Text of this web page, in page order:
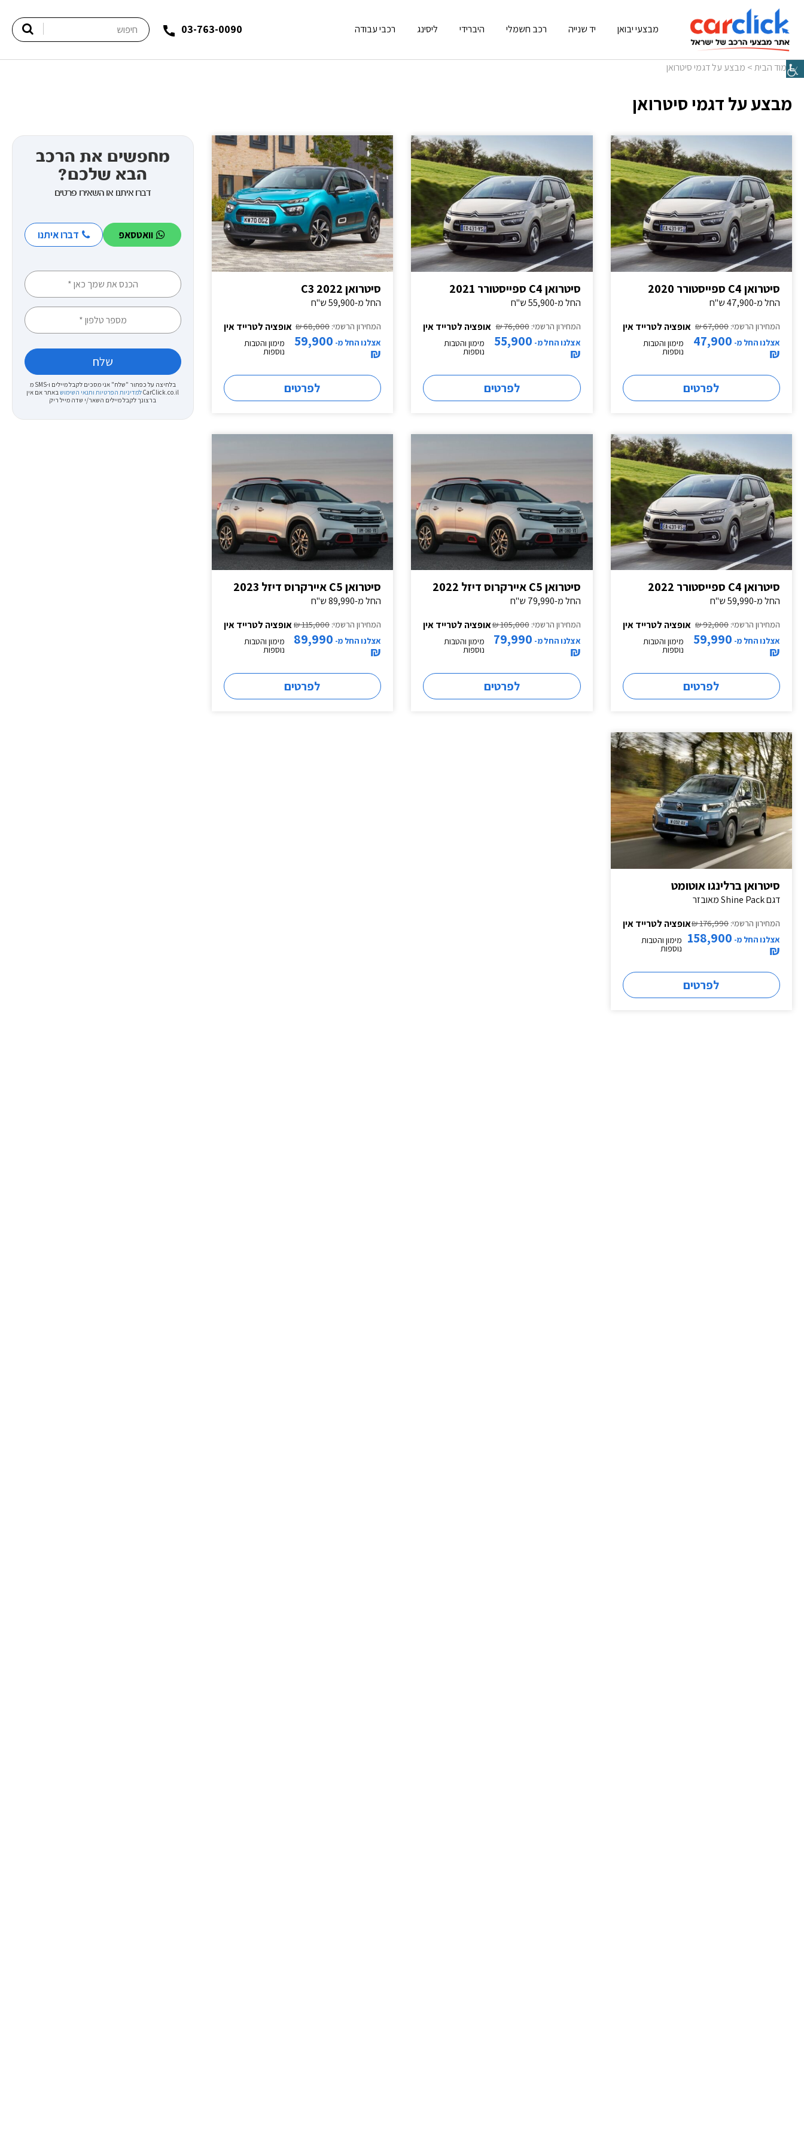
מבצעי יבואן יד שנייה רכב חשמלי היברידי ליסינג רכבי עבודה 03-763-0090
עמוד הבית> מבצע על דגמי סיטרואן
מבצע על דגמי סיטרואן
סיטרואן C4 ספייסטורר 2020
החל מ-47,900 ש"ח
אופציה לטרייד אין
המחירון הרשמי: 67,000 ₪
מימון והטבות
נוספות
אצלנו החל מ- 47,900
₪
לפרטים
סיטרואן C4 ספייסטורר 2021
החל מ-55,900 ש"ח
אופציה לטרייד אין
המחירון הרשמי:76,000 ₪
מימון והטבות
נוספות
אצלנו החל מ- 55,900
₪
לפרטים
סיטרואן C3 2022
החל מ-59,900 ש"ח
אופציה לטרייד אין
המחירון הרשמי: 68,000 ₪
מימון והטבות
נוספות
אצלנו החל מ- 59,900
₪
לפרטים
סיטרואן C4 ספייסטורר 2022
החל מ-59,990 ש"ח
אופציה לטרייד אין
המחירון הרשמי: 92,000 ₪
מימון והטבות
נוספות
אצלנו החל מ- 59,990
₪
לפרטים
סיטרואן C5 איירקרוס דיזל 2022
החל מ-79,990 ש"ח
אופציה לטרייד אין
המחירון הרשמי:105,000 ₪
מימון והטבות
נוספות
אצלנו החל מ- 79,990
₪
לפרטים
סיטרואן C5 איירקרוס דיזל 2023
החל מ-89,990 ש"ח
אופציה לטרייד אין
המחירון הרשמי: 115,000 ₪
מימון והטבות
נוספות
אצלנו החל מ- 89,990
₪
לפרטים
סיטרואן ברלינגו אוטומט
דגם Shine Pack מאובזר
אופציה לטרייד אין
המחירון הרשמי: 176,990 ₪
מימון והטבות
נוספות
אצלנו החל מ- 158,900
₪
לפרטים
מחפשים את הרכב
הבא שלכם?
דברו איתנו או השאירו פרטים
וואטסאפ דברו איתנו
בלחיצה על כפתור "שלח" אני מסכים לקבל מיילים ו-SMS מ
CarClick.co.ilלמדיניות הפרטיות ותנאי השימושבאתר אם אין
ברצונך לקבל מיילים השאר/י שדה מייל ריק